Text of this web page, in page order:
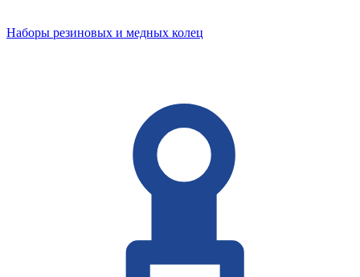
Наборы резиновых и медных колец